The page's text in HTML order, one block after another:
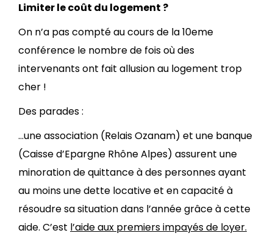
Limiter le coût du logement ?
On n’a pas compté au cours de la 10eme
conférence le nombre de fois où des
intervenants ont fait allusion au logement trop
cher !
Des parades :
…une association (Relais Ozanam) et une banque
(Caisse d’Epargne Rhône Alpes) assurent une
minoration de quittance à des personnes ayant
au moins une dette locative et en capacité à
résoudre sa situation dans l’année grâce à cette
aide. C’est l’aide aux premiers impayés de loyer.